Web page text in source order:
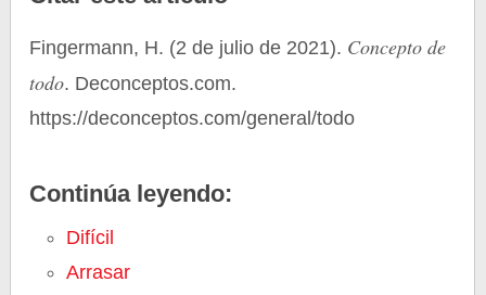
Fingermann, H. (2 de julio de 2021). Concepto de
todo. Deconceptos.com.
https://deconceptos.com/general/todo
Continúa leyendo:
Difícil
Arrasar